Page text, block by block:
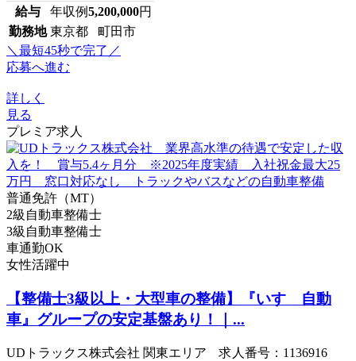
給与 年収例5,200,000円
勤務地 東京都 町田市
＼最短45秒で完了／
応募へ進む
詳しく
見る
プレミア求人
普通免許（MT）
2級自動車整備士
3級自動車整備士
車通勤OK
女性活躍中
【整備士3級以上・大型車の整備】『いすゞ自動
車』グループの安定基盤あり！｜...
UDトラックス株式会社 関東エリア 求人番号：1136916